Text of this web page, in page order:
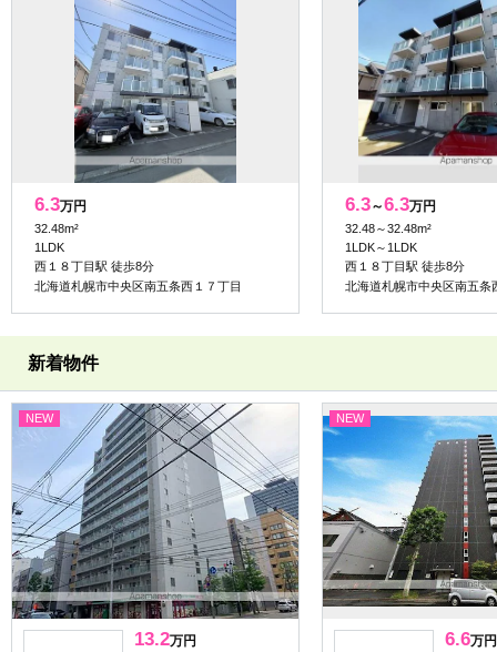
6.3万円
32.48m²
1LDK
西１８丁目駅 徒歩8分
北海道札幌市中央区南五条西１７丁目
6.3～6.3万円
32.48～32.48m²
1LDK～1LDK
西１８丁目駅 徒歩8分
北海道札幌市中央区南五条
新着物件
NEW
13.2万円
NEW
6.6万円